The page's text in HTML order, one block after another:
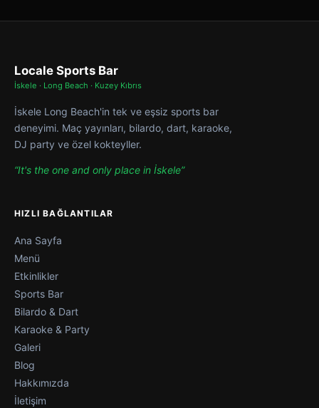
Locale Sports Bar
İskele · Long Beach · Kuzey Kıbrıs
İskele Long Beach'in tek ve eşsiz sports bar
deneyimi. Maç yayınları, bilardo, dart, karaoke,
DJ party ve özel kokteyller.
“It's the one and only place in İskele”
HIZLI BAĞLANTILAR
Ana Sayfa
Menü
Etkinlikler
Sports Bar
Bilardo & Dart
Karaoke & Party
Galeri
Blog
Hakkımızda
İletişim